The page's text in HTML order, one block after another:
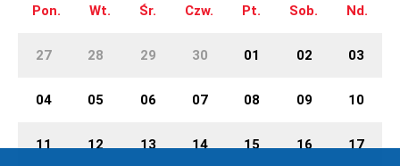
Pon. Wt. Śr. Czw. Pt. Sob. Nd.
27 28 29 30 01 02 03
04 05 06 07 08 09 10
11 12 13 14 15 16 17